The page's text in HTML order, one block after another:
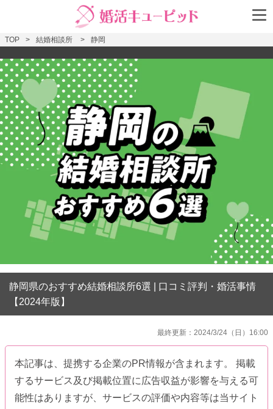
TOP 結婚相談所 静岡
静岡県のおすすめ結婚相談所6選 | 口コミ評判・婚活事情
【2024年版】
最終更新：2024/3/24（日）16:00
本記事は、提携する企業のPR情報が含まれます。 掲載
するサービス及び掲載位置に広告収益が影響を与える可
能性はありますが、サービスの評価や内容等は当サイト